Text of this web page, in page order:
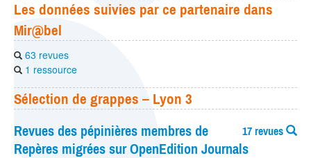
Les données suivies par ce partenaire dans
Mir@bel
63 revues
1 ressource
Sélection de grappes – Lyon 3
17 revues
Revues des pépinières membres de
Repères migrées sur OpenEdition Journals